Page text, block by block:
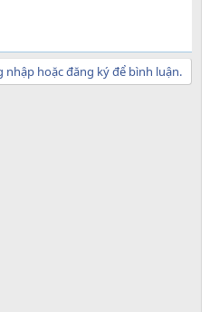
nhập hoặc đăng ký để bình luận.